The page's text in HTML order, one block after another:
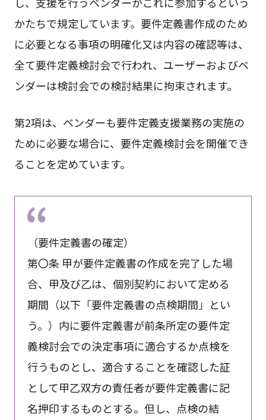
かたちで規定しています。要件定義書作成のため
に必要となる事項の明確化又は内容の確認等は、
全て要件定義検討会で行われ、ユーザーおよびベ
ンダーは検討会での検討結果に拘束されます。
第2項は、ベンダーも要件定義支援業務の実施の
ために必要な場合に、要件定義検討会を開催でき
ることを定めています。
（要件定義書の確定）
第〇条 甲が要件定義書の作成を完了した場
合、甲及び乙は、個別契約において定める
期間（以下「要件定義書の点検期間」とい
う。）内に要件定義書が前条所定の要件定
義検討会での決定事項に適合するか点検を
行うものとし、適合することを確認した証
として甲乙双方の責任者が要件定義書に記
名押印するものとする。但し、点検の結